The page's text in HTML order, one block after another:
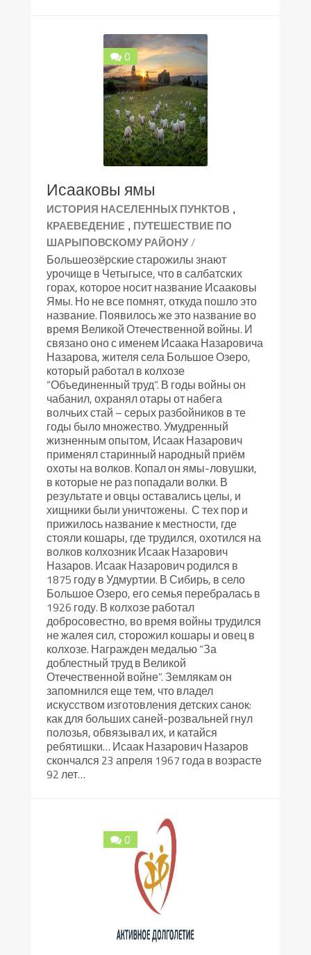
0
Исааковы ямы
ИСТОРИЯ НАСЕЛЕННЫХ ПУНКТОВ ,
КРАЕВЕДЕНИЕ , ПУТЕШЕСТВИЕ ПО
ШАРЫПОВСКОМУ РАЙОНУ/
Большеозёрские старожилы знают
урочище в Четыгысе, что в салбатских
горах, которое носит название Исааковы
Ямы. Но не все помнят, откуда пошло это
название. Появилось же это название во
время Великой Отечественной войны. И
связано оно с именем Исаака Назаровича
Назарова, жителя села Большое Озеро,
который работал в колхозе
“Объединенный труд”. В годы войны он
чабанил, охранял отары от набега
волчьих стай – серых разбойников в те
годы было множество. Умудренный
жизненным опытом, Исаак Назарович
применял старинный народный приём
охоты на волков. Копал он ямы-ловушки,
в которые не раз попадали волки. В
результате и овцы оставались целы, и
хищники были уничтожены. С тех пор и
прижилось название к местности, где
стояли кошары, где трудился, охотился на
волков колхозник Исаак Назарович
Назаров. Исаак Назарович родился в
1875 году в Удмуртии. В Сибирь, в село
Большое Озеро, его семья перебралась в
1926 году. В колхозе работал
добросовестно, во время войны трудился
не жалея сил, сторожил кошары и овец в
колхозе. Награжден медалью “За
доблестный труд в Великой
Отечественной войне”. Землякам он
запомнился еще тем, что владел
искусством изготовления детских санок:
как для больших саней-розвальней гнул
полозья, обвязывал их, и катайся
ребятишки… Исаак Назарович Назаров
скончался 23 апреля 1967 года в возрасте
92 лет…
0